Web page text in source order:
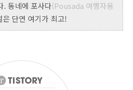
. 동네에 포사다(Pousada 여행자용
은 단연 여기가 최고!